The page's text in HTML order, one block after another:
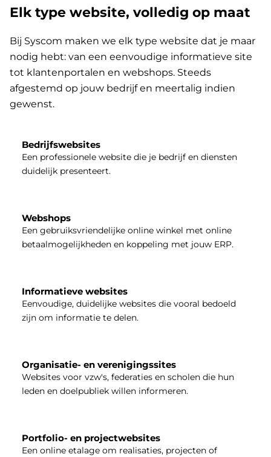
Elk type website, volledig op maat
Bij Syscom maken we elk type website dat je maar
nodig hebt: van een eenvoudige informatieve site
tot klantenportalen en webshops. Steeds
afgestemd op jouw bedrijf en meertalig indien
gewenst.
Bedrijfswebsites
Een professionele website die je bedrijf en diensten
duidelijk presenteert.
Webshops
Een gebruiksvriendelijke online winkel met online
betaalmogelijkheden en koppeling met jouw ERP.
Informatieve websites
Eenvoudige, duidelijke websites die vooral bedoeld
zijn om informatie te delen.
Organisatie- en verenigingssites
Websites voor vzw's, federaties en scholen die hun
leden en doelpubliek willen informeren.
Portfolio- en projectwebsites
Een online etalage om realisaties, projecten of